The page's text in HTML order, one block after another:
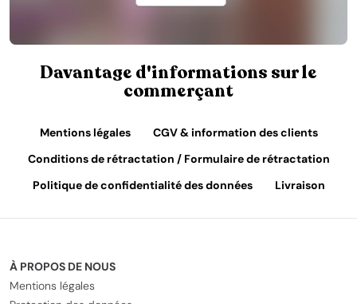
Davantage d'informations sur le
commerçant
Mentions légales
CGV & information des clients
Conditions de rétractation / Formulaire de rétractation
Politique de confidentialité des données
Livraison
À PROPOS DE NOUS
Mentions légales